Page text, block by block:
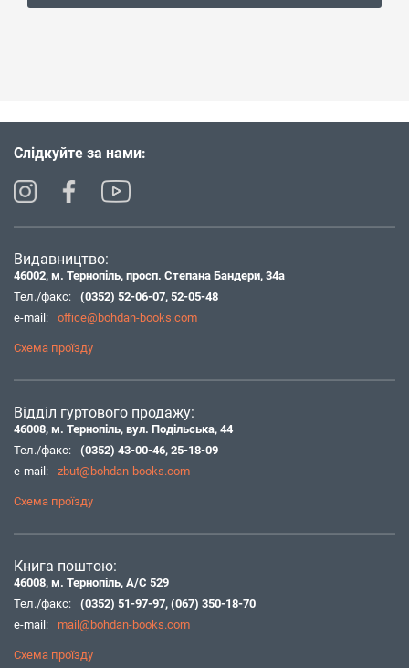
Слідкуйте за нами:
Видавництво:
46002, м. Тернопіль, просп. Степана Бандери, 34а
Тел./факс:
(0352) 52-06-07, 52-05-48
e-mail:
office@bohdan-books.com
Схема проїзду
Відділ гуртового продажу:
46008, м. Тернопіль, вул. Подільська, 44
Тел./факс:
(0352) 43-00-46, 25-18-09
e-mail:
zbut@bohdan-books.com
Схема проїзду
Книга поштою:
46008, м. Тернопіль, А/С 529
Тел./факс:
(0352) 51-97-97, (067) 350-18-70
e-mail:
mail@bohdan-books.com
Схема проїзду